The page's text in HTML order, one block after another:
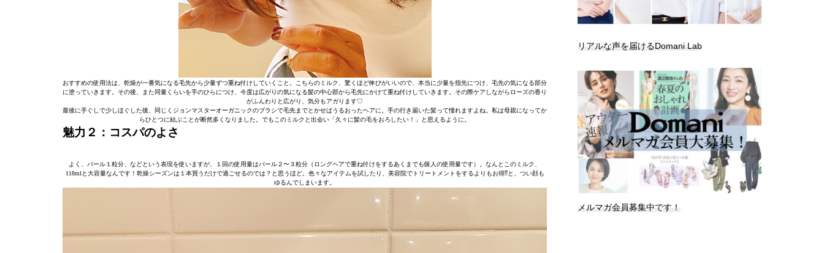
おすすめの使用法は、乾燥が一番気になる毛先から少量ずつ重ね付けしていくこと。こちらのミルク、驚くほど伸びがいいので、本当に少量を指先につけ、毛先の気になる部分
に塗っていきます。その後、また同量くらいを手のひらにつけ、今度は広がりの気になる髪の中心部から毛先にかけて重ね付けしていきます。その際ケアしながらローズの香り
がふんわりと広がり、気分もアガります♡
最後に手ぐしで少しほぐした後、同じくジョンマスターオーガニックのブラシで毛先までとかせばうるおったヘアに。手の行き届いた髪って憧れますよね。私は母親になってか
らひとつに結ぶことが断然多くなりました。でもこのミルクと出会い「久々に髪の毛をおろしたい！」と思えるように。
魅力２：コスパのよさ
よく、パール１粒分、などという表現を使いますが、１回の使用量はパール２〜３粒分（ロングヘアで重ね付けをするあくまでも個人の使用量です）。なんとこのミルク、
118mlと大容量なんです！乾燥シーズンは１本買うだけで過ごせるのでは？と思うほど。色々なアイテムを試したり、美容院でトリートメントをするよりもお得⁉︎と、つい顔も
ゆるんでしまいます。
リアルな声を届けるDomani Lab
メルマガ会員募集中です！